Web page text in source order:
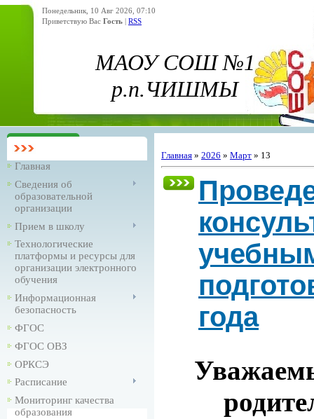
Понедельник, 10 Авг 2026, 07:10
Приветствую Вас Гость RSS
МАОУ СОШ №1
р.п.ЧИШМЫ
Главная
Сведения об
образовательной
организации
Прием в школу
Технологические
платформы и ресурсы для
организации электронного
обучения
Информационная
безопасность
ФГОС
ФГОС ОВЗ
ОРКСЭ
Расписание
Мониторинг качества
образования
Главная » 2026 » Март » 13
года